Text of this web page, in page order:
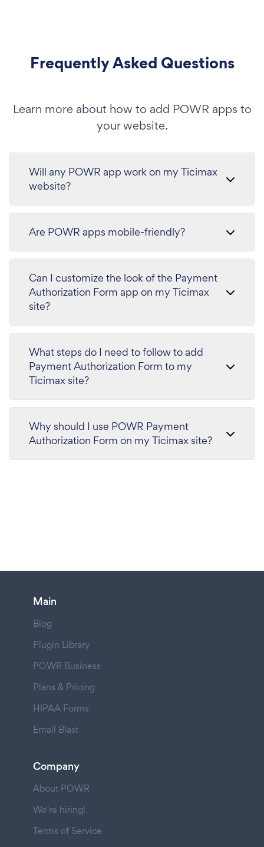
Frequently Asked Questions
Learn more about how to add POWR apps to
your website.
Will any POWR app work on my Ticimax
website?
Are POWR apps mobile-friendly?
Can I customize the look of the Payment
Authorization Form app on my Ticimax
site?
What steps do I need to follow to add
Payment Authorization Form to my
Ticimax site?
Why should I use POWR Payment
Authorization Form on my Ticimax site?
Main
Blog
Plugin Library
POWR Business
Plans & Pricing
HIPAA Forms
Email Blast
Company
About POWR
We're hiring!
Terms of Service